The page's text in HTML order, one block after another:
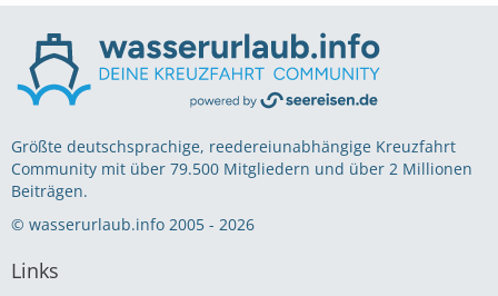
Größte deutschsprachige, reedereiunabhängige Kreuzfahrt
Community mit über 79.500 Mitgliedern und über 2 Millionen
Beiträgen.
© wasserurlaub.info 2005 - 2026
Links